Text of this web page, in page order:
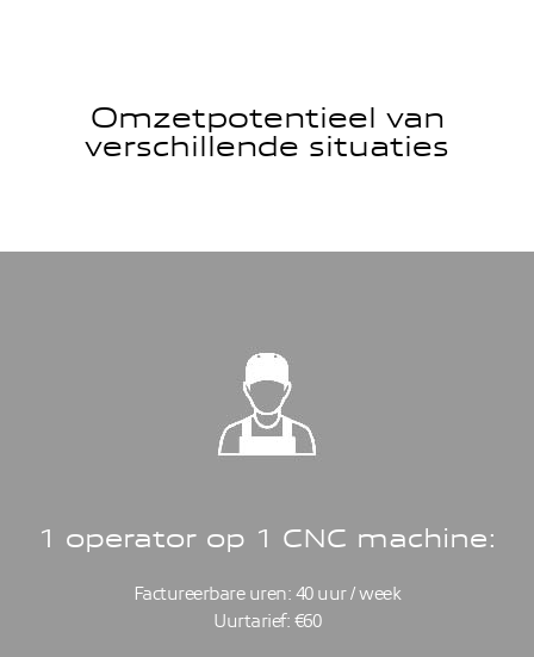
Omzetpotentieel van
verschillende situaties
1 operator op 1 CNC machine:
Factureerbare uren: 40 uur / week
Uurtarief: €60